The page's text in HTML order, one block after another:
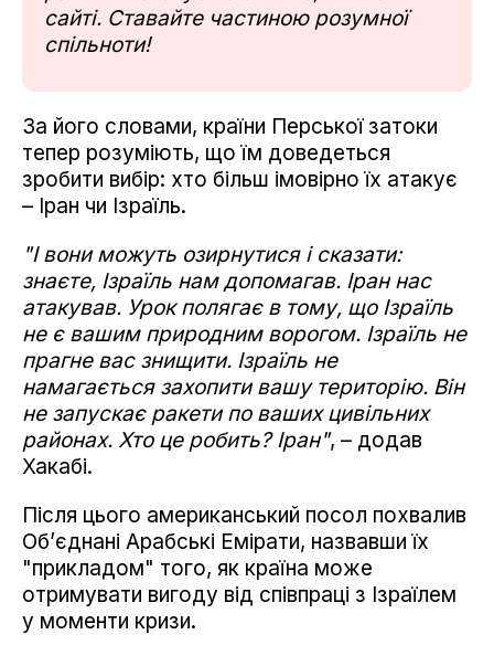
сайті. Ставайте частиною розумної
спільноти!
За його словами, країни Перської затоки
тепер розуміють, що їм доведеться
зробити вибір: хто більш імовірно їх атакує
– Іран чи Ізраїль.
"І вони можуть озирнутися і сказати:
знаєте, Ізраїль нам допомагав. Іран нас
атакував. Урок полягає в тому, що Ізраїль
не є вашим природним ворогом. Ізраїль не
прагне вас знищити. Ізраїль не
намагається захопити вашу територію. Він
не запускає ракети по ваших цивільних
районах. Хто це робить? Іран", – додав
Хакабі.
Після цього американський посол похвалив
Об’єднані Арабські Емірати, назвавши їх
"прикладом" того, як країна може
отримувати вигоду від співпраці з Ізраїлем
у моменти кризи.